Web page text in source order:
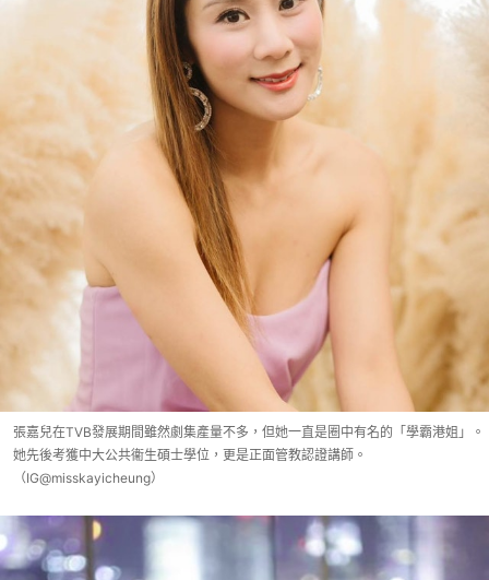
張嘉兒在TVB發展期間雖然劇集產量不多，但她一直是圈中有名的「學霸港姐」。
她先後考獲中大公共衞生碩士學位，更是正面管教認證講師。
（IG@misskayicheung）